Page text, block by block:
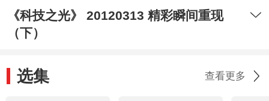
《科技之光》 20120313 精彩瞬间重现
（下）
选集 查看更多